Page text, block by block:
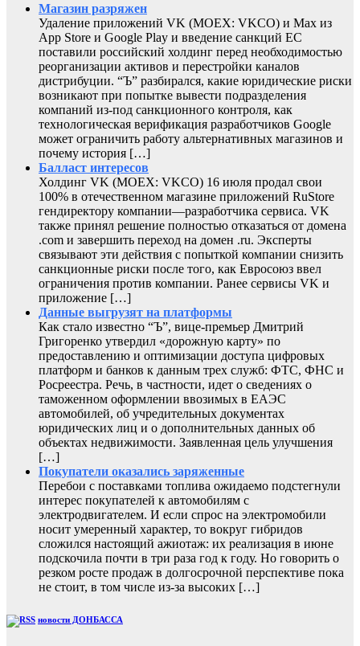
Магазин разряжен
Удаление приложений VK (MOEX: VKCO) и Max из
App Store и Google Play и введение санкций ЕС
поставили российский холдинг перед необходимостью
реорганизации активов и перестройки каналов
дистрибуции. “Ъ” разбирался, какие юридические риски
возникают при попытке вывести подразделения
компаний из-под санкционного контроля, как
технологическая верификация разработчиков Google
может ограничить работу альтернативных магазинов и
почему история […]
Балласт интересов
Холдинг VK (MOEX: VKCO) 16 июля продал свои
100% в отечественном магазине приложений RuStore
гендиректору компании—разработчика сервиса. VK
также принял решение полностью отказаться от домена
.com и завершить переход на домен .ru. Эксперты
связывают эти действия с попыткой компании снизить
санкционные риски после того, как Евросоюз ввел
ограничения против компании. Ранее сервисы VK и
приложение […]
Данные выгрузят на платформы
Как стало известно “Ъ”, вице-премьер Дмитрий
Григоренко утвердил «дорожную карту» по
предоставлению и оптимизации доступа цифровых
платформ и банков к данным трех служб: ФТС, ФНС и
Росреестра. Речь, в частности, идет о сведениях о
таможенном оформлении ввозимых в ЕАЭС
автомобилей, об учредительных документах
юридических лиц и о дополнительных данных об
объектах недвижимости. Заявленная цель улучшения
[…]
Покупатели оказались заряженные
Перебои с поставками топлива ожидаемо подстегнули
интерес покупателей к автомобилям с
электродвигателем. И если спрос на электромобили
носит умеренный характер, то вокруг гибридов
сложился настоящий ажиотаж: их реализация в июне
подскочила почти в три раза год к году. Но говорить о
резком росте продаж в долгосрочной перспективе пока
не стоит, в том числе из-за высоких […]
новости ДОНБАССА